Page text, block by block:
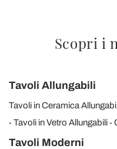
Scopri i
Tavoli Allungabili
Tavoli in Ceramica
Tavoli in Vetro Allungabili
Tavoli Moderni